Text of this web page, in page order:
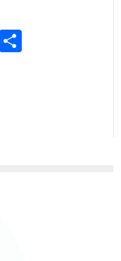
Email